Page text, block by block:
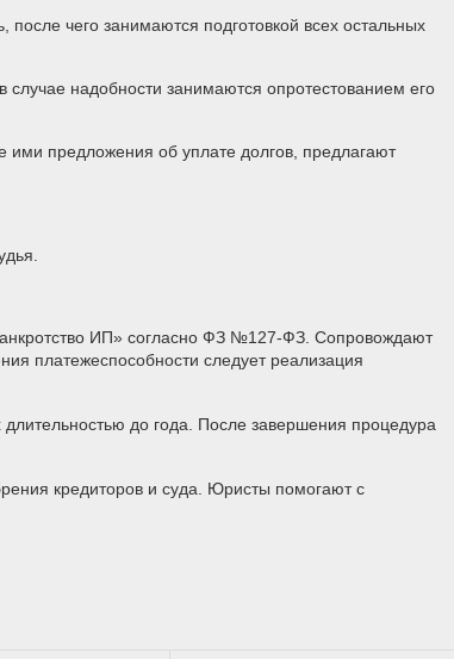
чего занимаются подготовкой всех остальных
надобности занимаются опротестованием его
предложения об уплате долгов, предлагают
ИП» согласно ФЗ №127-ФЗ. Сопровождают
платежеспособности следует реализация
до года. После завершения процедура
кредиторов и суда. Юристы помогают с